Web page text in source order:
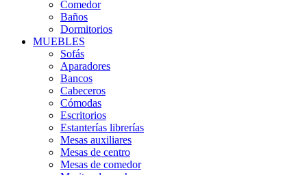
Comedor
Baños
Dormitorios
MUEBLES
Sofás
Aparadores
Bancos
Cabeceros
Cómodas
Escritorios
Estanterías librerías
Mesas auxiliares
Mesas de centro
Mesas de comedor